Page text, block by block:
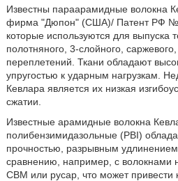
Известны параарамидные волокна
фирма "Дюпон" (США)/ Патент РФ
которые используются для выпуска
полотняного, 3-слойного,
переплетений. Ткани обладают
упругостью к ударным нагрузкам.
Кевлара является их низкая
сжатии.
Известные арамидные волокна
полибензимидазольные (PBI)
прочностью, разрывным удлинением
сравнению, например, с волокнами
СВМ или русар, что может привести